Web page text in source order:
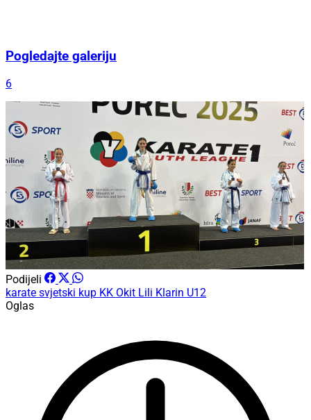
Pogledajte galeriju
6
Podijeli
karate svjetski kup KK Okit Lili Klarin U12
Oglas